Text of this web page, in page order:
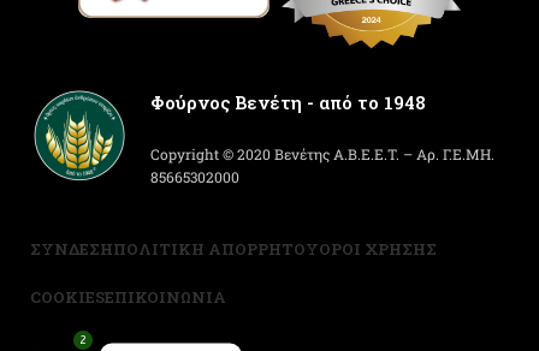
Φούρνος Βενέτη - από το 1948
Copyright © 2020 Βενέτης Α.Β.Ε.Ε.Τ. – Αρ. Γ.Ε.ΜΗ.
85665302000
ΣΥΝΔΕΣΗΠΟΛΙΤΙΚΗ ΑΠΟΡΡΗΤΟΥΟΡΟΙ ΧΡΗΣΗΣ
COOKIESΕΠΙΚΟΙΝΩΝΙΑ
2